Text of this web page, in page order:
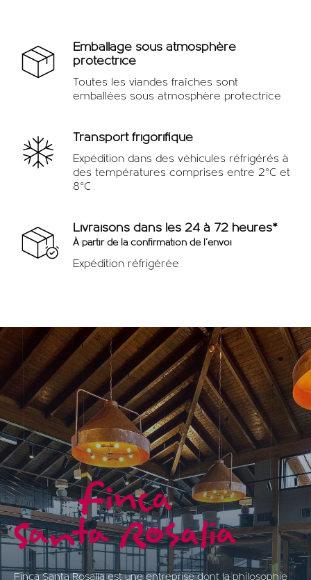
Emballage sous atmosphère
protectrice
Toutes les viandes fraîches sont
emballées sous atmosphère protectrice
Transport frigorifique
Expédition dans des véhicules réfrigérés à
des températures comprises entre 2°C et
8°C
Livraisons dans les 24 à 72 heures*
À partir de la confirmation de l'envoi
Expédition réfrigérée
Finca Santa Rosalía est une entreprise dont la philosophie